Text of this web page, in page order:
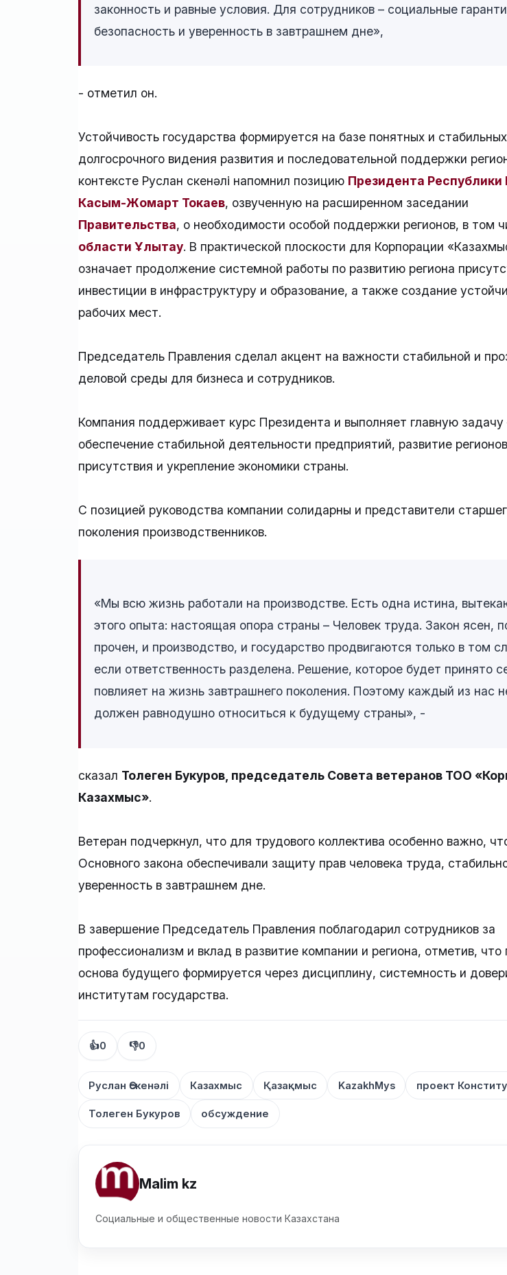
законность и равные условия. Для сотрудников – социальные
безопасность и уверенность в завтрашнем дне»,
- отметил он.
Устойчивость государства формируется на базе понятных и
долгосрочного видения развития и последовательной поддержки
контексте Руслан Өскенәлі напомнил позицию Президента Республики
Касым-Жомарт Токаев, озвученную на расширенном заседании
Правительства, о необходимости особой поддержки регионов, в том
области Ұлытау. В практической плоскости для Корпорации
означает продолжение системной работы по развитию региона
инвестиции в инфраструктуру и образование, а также создание
рабочих мест.
Председатель Правления сделал акцент на важности стабильной и
деловой среды для бизнеса и сотрудников.
Компания поддерживает курс Президента и выполняет главную задачу
обеспечение стабильной деятельности предприятий, развитие регионов
присутствия и укрепление экономики страны.
С позицией руководства компании солидарны и представители
поколения производственников.
«Мы всю жизнь работали на производстве. Есть одна истина,
этого опыта: настоящая опора страны – Человек труда. Закон ясен,
прочен, и производство, и государство продвигаются только в том
если ответственность разделена. Решение, которое будет принято
повлияет на жизнь завтрашнего поколения. Поэтому каждый из нас
должен равнодушно относиться к будущему страны», -
сказал Толеген Букуров, председатель Совета ветеранов ТОО
Казахмыс».
Ветеран подчеркнул, что для трудового коллектива особенно важно,
Основного закона обеспечивали защиту прав человека труда,
уверенность в завтрашнем дне.
В завершение Председатель Правления поблагодарил сотрудников за
профессионализм и вклад в развитие компании и региона, отметив, что
основа будущего формируется через дисциплину, системность и
институтам государства.
👍0 👎0
Руслан Өскенәлі Казахмыс Қазақмыс KazakhMys проект
Толеген Букуров обсуждение
Malim kz
Социальные и общественные новости Казахстана